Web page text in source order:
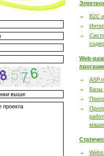
B2C
Web-
Базы